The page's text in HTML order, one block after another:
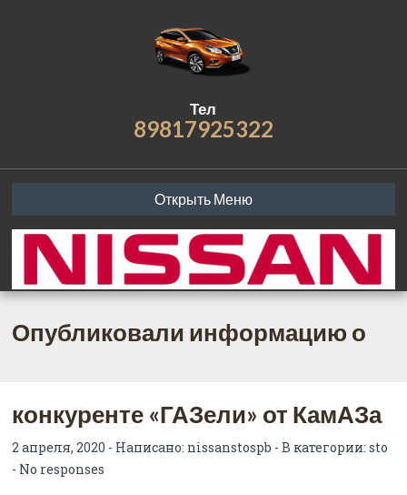
Тел
89817925322
Открыть Меню
Опубликовали информацию о
конкуренте «ГАЗели» от КамАЗа
2 апреля, 2020 - Написано: nissanstospb - В категории:sto
- No responses